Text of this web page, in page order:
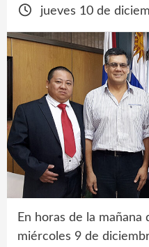
jueves 10 de
En horas de la mañana
miércoles 9 de